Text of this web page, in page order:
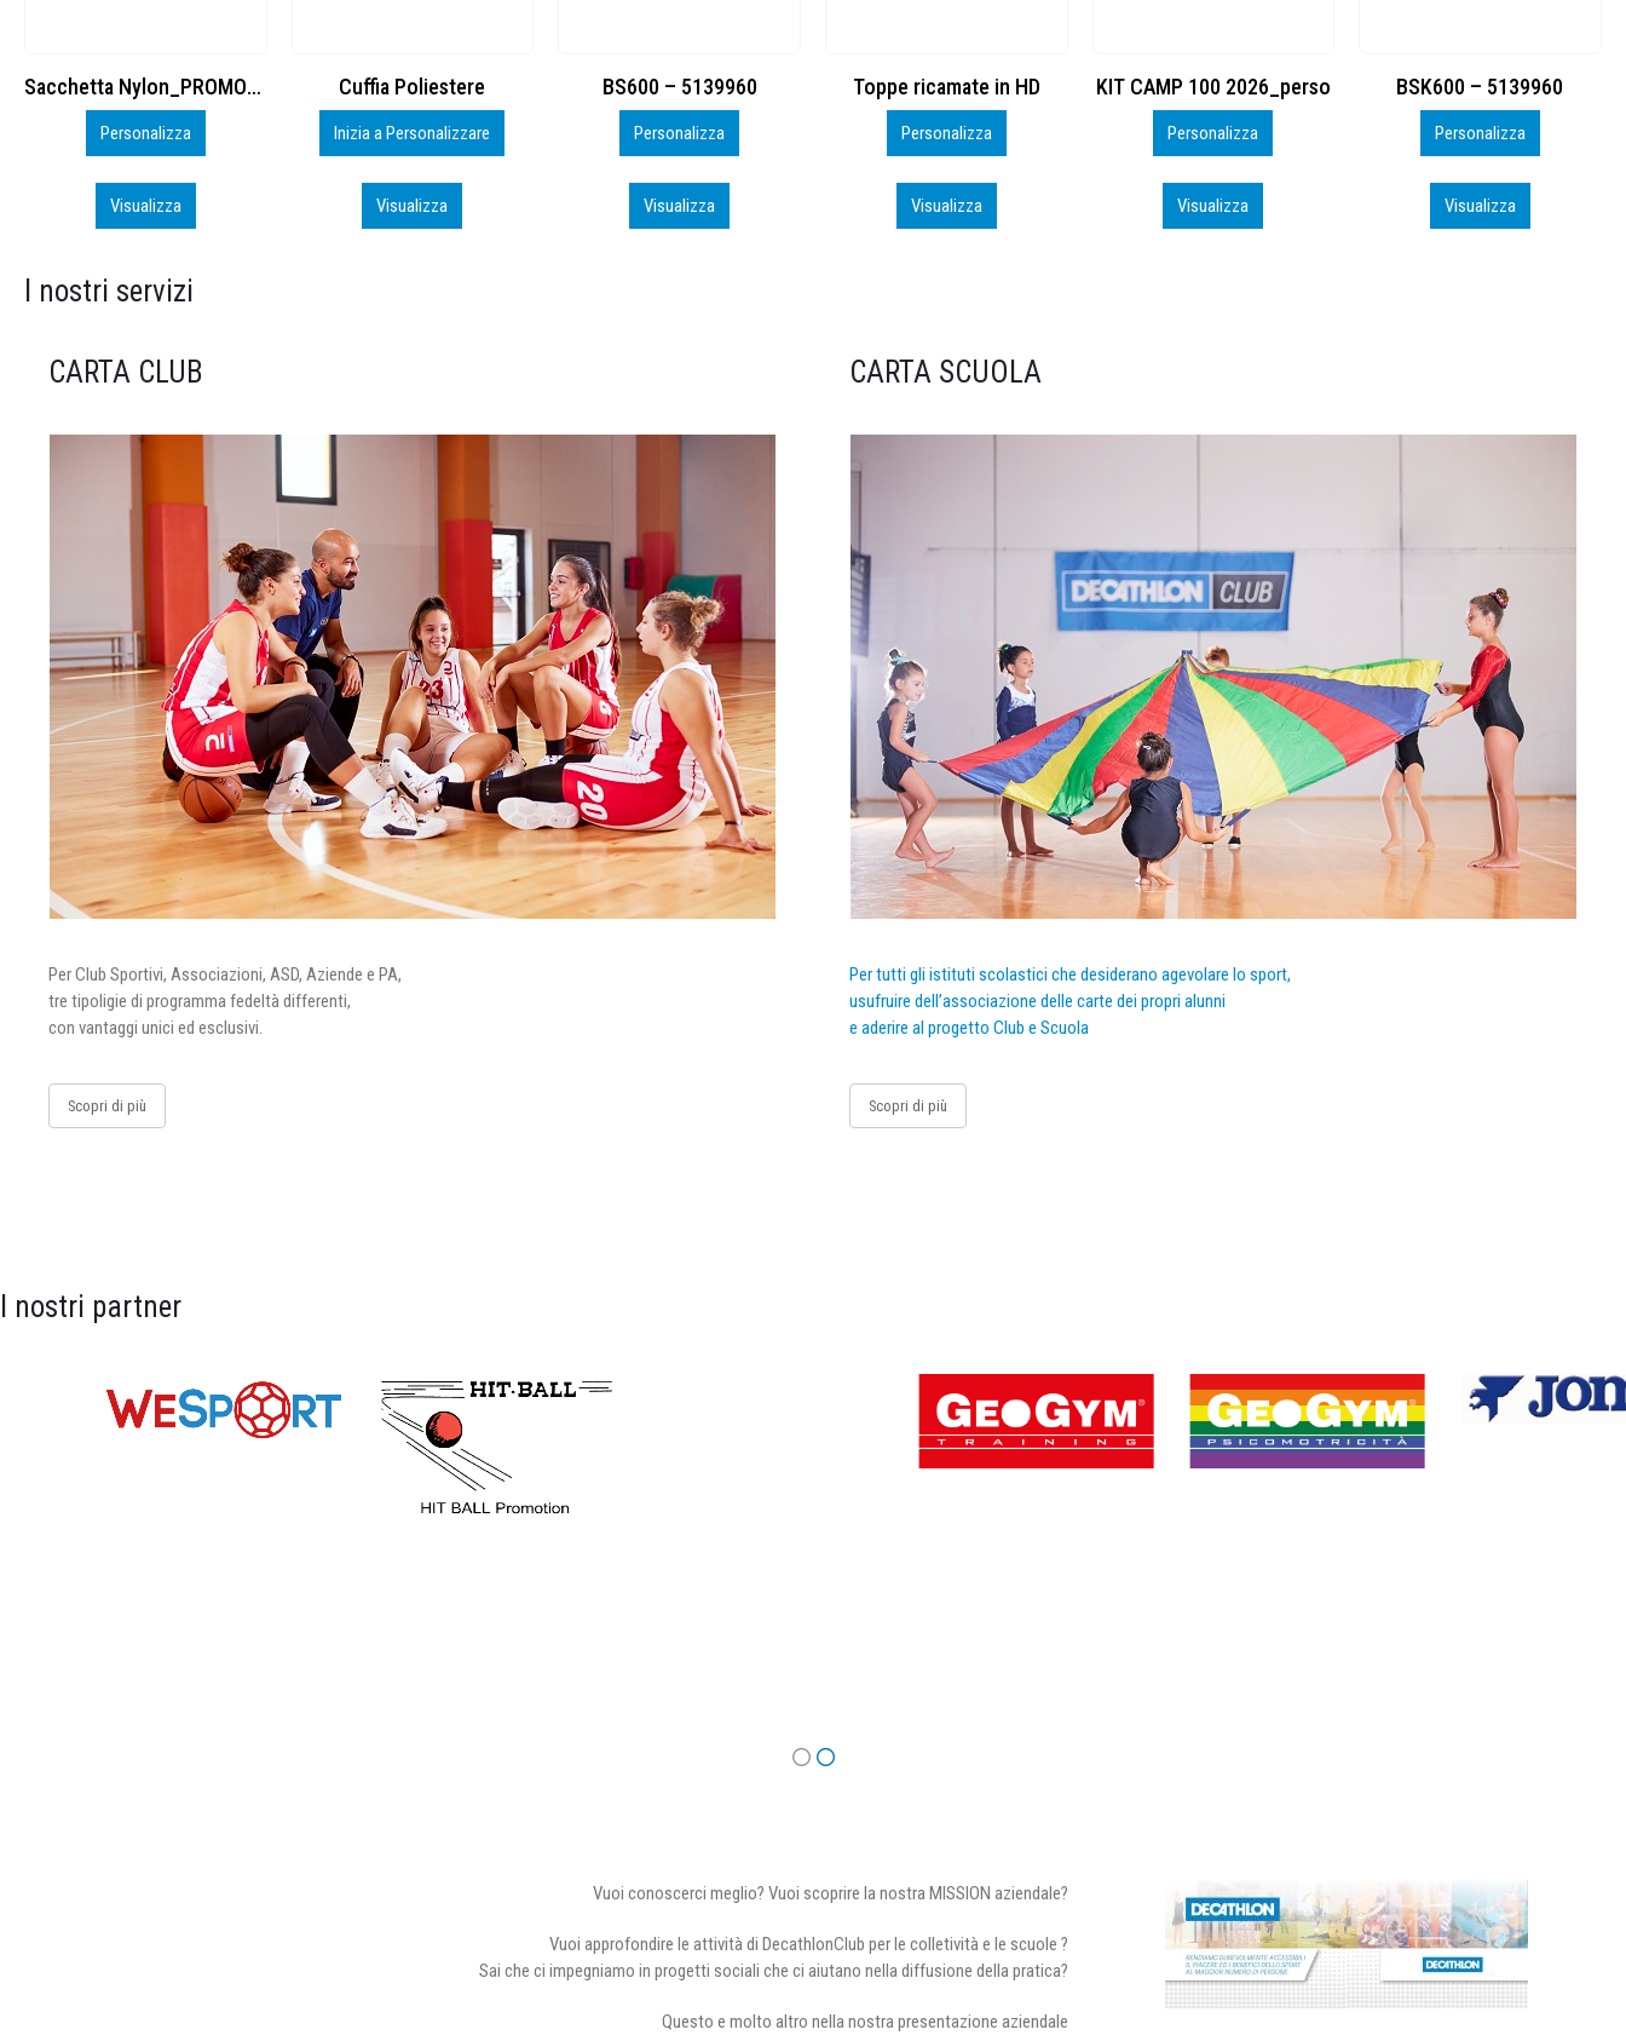
Cuffia Poliestere
Inizia a Personalizzare
Visualizza
BS600 – 5139960
Personalizza
Visualizza
Toppe ricamate in HD
Personalizza
Visualizza
KIT CAMP 100 2026_perso
Personalizza
Visualizza
BSK600 – 5139960
Personalizza
Visualizza
DTF
Personalizza
Visualizza
I nostri servizi
CARTA CLUB
Per Club Sportivi, Associazioni, ASD, Aziende e PA,
tre tipoligie di programma fedeltà differenti,
con vantaggi unici ed esclusivi.
Scopri di più
CARTA SCUOLA
Per tutti gli istituti scolastici che desiderano agevolare lo sport,
usufruire dell’associazione delle carte dei propri alunni
e aderire al progetto Club e Scuola
Scopri di più
I nostri partner
Vuoi conoscerci meglio? Vuoi scoprire la nostra MISSION aziendale?
Vuoi approfondire le attività di DecathlonClub per le colletività e le scuole ?
Sai che ci impegniamo in progetti sociali che ci aiutano nella diffusione della pratica?
Questo e molto altro nella nostra presentazione aziendale